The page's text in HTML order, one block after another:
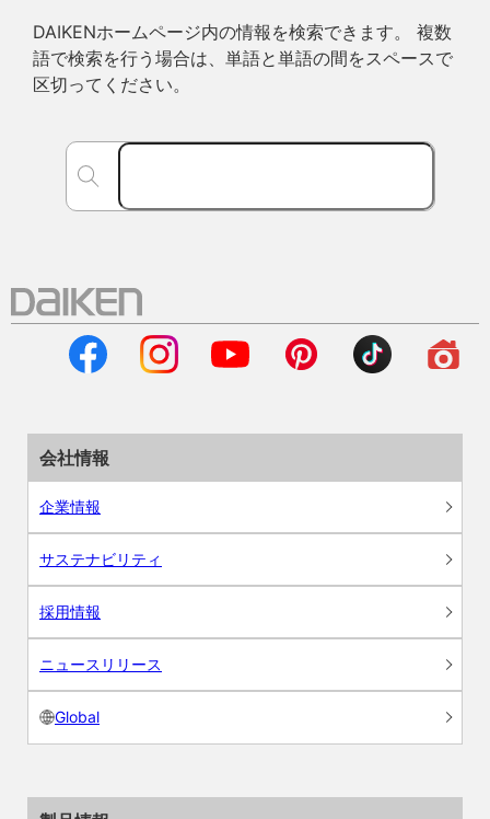
DAIKENホームページ内の情報を検索できます。 複数
語で検索を行う場合は、単語と単語の間をスペースで
区切ってください。
会社情報
企業情報
サステナビリティ
採用情報
ニュースリリース
Global